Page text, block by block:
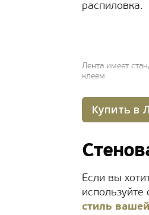
распиловка.
Лента имеет
клеем
Купить в
Если вы
стиль